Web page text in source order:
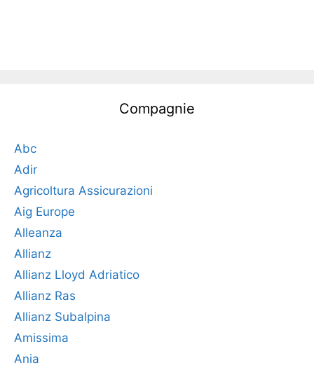
Compagnie
Abc
Adir
Agricoltura Assicurazioni
Aig Europe
Alleanza
Allianz
Allianz Lloyd Adriatico
Allianz Ras
Allianz Subalpina
Amissima
Ania